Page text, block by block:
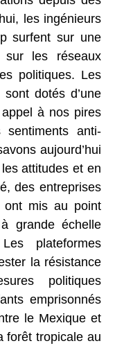
les ingénieurs
surfent sur une
sur les réseaux
politiques. Les
dotés d’une
à nos pires
anti-
aujourd’hui
attitudes et en
des entreprises
ont mis au point
grande échelle
plateformes
la résistance
politiques
emprisonnés
le Mexique et
forêt tropicale au